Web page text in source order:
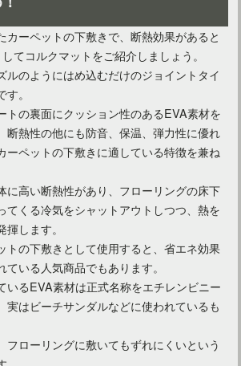
カーペットの下敷きで、断熱効果があると
てコルクマットをご紹介しましょう。
ルのようにはめ込むだけのジョイントタイ
。
トの裏面にクッション性のあるEVA素材を
断熱性の他にも防音、保温、弾力性に優れ
ーペットの下敷きに適している特徴を兼ね
に高い断熱性があり、フローリングの床下
てくる冷気をシャットアウトしつつ、熱を
します。
トの下敷きとして使用すると、省エネ効果
いる人気商品でもあります。
いるEVA素材は正式名称をエチレンビニー
実はビーチサンダルなどに使われているも
フローリングに敷いてもずれにくいという